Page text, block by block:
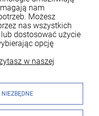
nam
Możesz
nas wszystkich
dostosować użycie
opcję
w naszej